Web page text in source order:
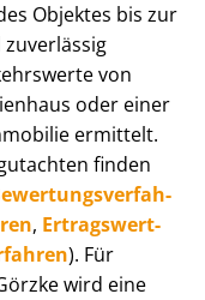
Objektes bis zur
von
oder einer
ermittelt.
finden
, Er­trags­wert­
). Für
wird eine